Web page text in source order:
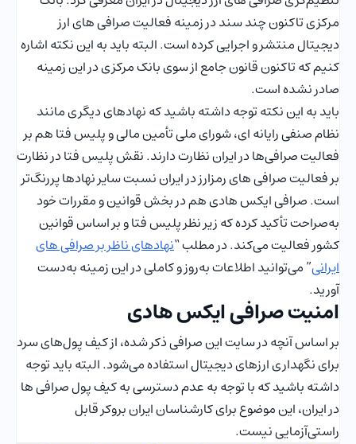
مرکزی تاکنون چند سند در زمینه فعالیت صرافی های ارز
دیجیتال منتشر و اجرایی کرده است. البته باید به این نکته اشاره
کنیم که تاکنون قانون جامع از سوی بانک مرکزی در این زمینه
صادر نشده است.
باید به این نکته توجه داشته باشید که نهادهای دیگری مانند
نظام صنفی رایانه ای، شورای ملی تأمین مالی و پلیس فتا هم بر
فعالیت صرافی‌ها در ایران نظارت دارند. نقش پلیس فتا در نظارت
بر فعالیت صرافی های رمزارز در ایران نسبت سایر نهادها پررنگ‌تر
است. صرافی ایکس هادی هم در بخش قوانین و مقررات خود
به‌صراحت تأکید کرده که زیر نظر پلیس فتا و بر اساس قوانین
کشور فعالیت می‌کند. در مطلب “نهادهای ناظر بر صرافی های
ایرانی” می‌توانید اطلاعات به‌روز و کاملی در این زمینه به‌دست
آورید.
امنیت صرافی ایکس هادی
بر اساس آنچه در سایت این صرافی ذکر شده، از کیف پول‌های سرد
برای نگهداری ارزهای دیجیتال استفاده می‌شود. البته باید توجه
داشته باشید که با توجه به عدم دسترسی به کیف پول صرافی ها
در ایران، این موضوع برای کارشناسان ایران بروکر قابل
راستی‌آزمایی نیست.